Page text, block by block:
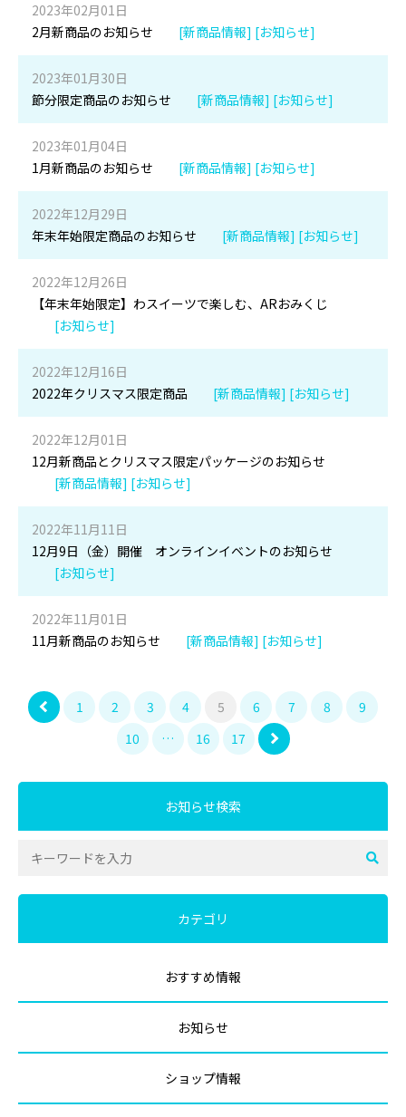
2023年02月01日
2月新商品のお知らせ
[新商品情報] [お知らせ]
2023年01月30日
節分限定商品のお知らせ
[新商品情報] [お知らせ]
2023年01月04日
1月新商品のお知らせ
[新商品情報] [お知らせ]
2022年12月29日
年末年始限定商品のお知らせ
[新商品情報] [お知らせ]
2022年12月26日
【年末年始限定】わスイーツで楽しむ、ARおみくじ
[お知らせ]
2022年12月16日
2022年クリスマス限定商品
[新商品情報] [お知らせ]
2022年12月01日
12月新商品とクリスマス限定パッケージのお知らせ
[新商品情報] [お知らせ]
2022年11月11日
12月9日（金）開催 オンラインイベントのお知らせ
[お知らせ]
2022年11月01日
11月新商品のお知らせ
[新商品情報] [お知らせ]
1 2 3 4 5 6 7 8
9
10
… 16 17
お知らせ検索
カテゴリ
おすすめ情報
お知らせ
ショップ情報